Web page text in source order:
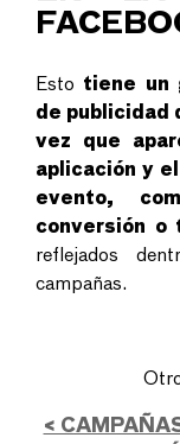
Esto tiene un
de publicidad
vez que
aplicación y
evento,
conversión o
reflejados
campañas.
<